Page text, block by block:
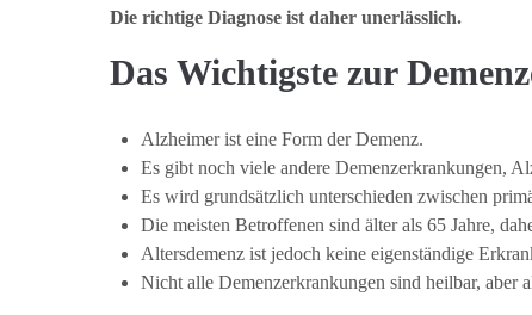
Die richtige Diagnose ist daher unerlässlich.
Das Wichtigste zur
Alzheimer ist eine Form der Demenz.
Es gibt noch viele andere Demenzerkrankungen,
Es wird grundsätzlich unterschieden zwischen
Die meisten Betroffenen sind älter als 65 Jahre,
Altersdemenz ist jedoch keine eigenständige
Nicht alle Demenzerkrankungen sind heilbar, aber